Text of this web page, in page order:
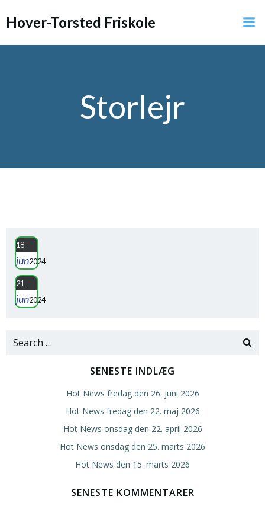
til
Hover-Torsted Friskole
Storlejr
18
jun2024
21
jun2024
Search
SENESTE INDLÆG
Hot News fredag den 26. juni 2026
Hot News fredag den 22. maj 2026
Hot News onsdag den 22. april 2026
Hot News onsdag den 25. marts 2026
Hot News den 15. marts 2026
SENESTE KOMMENTARER